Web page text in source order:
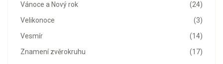
(24)
Vánoce a Nový rok
(3)
Velikonoce
(14)
Vesmír
(17)
Znamení zvěrokruhu